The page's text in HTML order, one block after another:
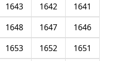
1641
1642
1643
1646
1647
1648
1651
1652
1653